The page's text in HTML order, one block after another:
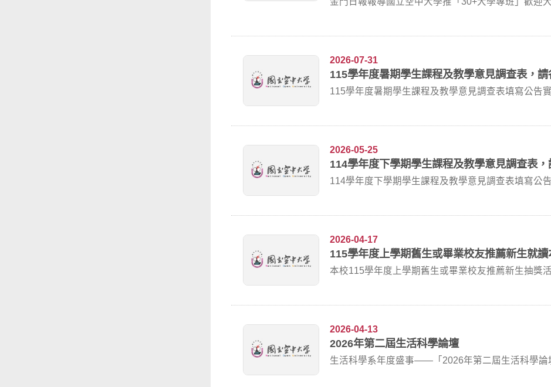
2026-07-31
115學年度暑期學生課程及教學意見調查表，
115學年度暑期學生課程及教學意見調查表填寫公告
2026-05-25
114學年度下學期學生課程及教學意見調查表
114學年度下學期學生課程及教學意見調查表填寫公
2026-04-17
115學年度上學期舊生或畢業校友推薦新生就
本校115學年度上學期舊生或畢業校友推薦新生抽獎
2026-04-13
2026年第二屆生活科學論壇
生活科學系年度盛事——「2026年第二屆生活科學論